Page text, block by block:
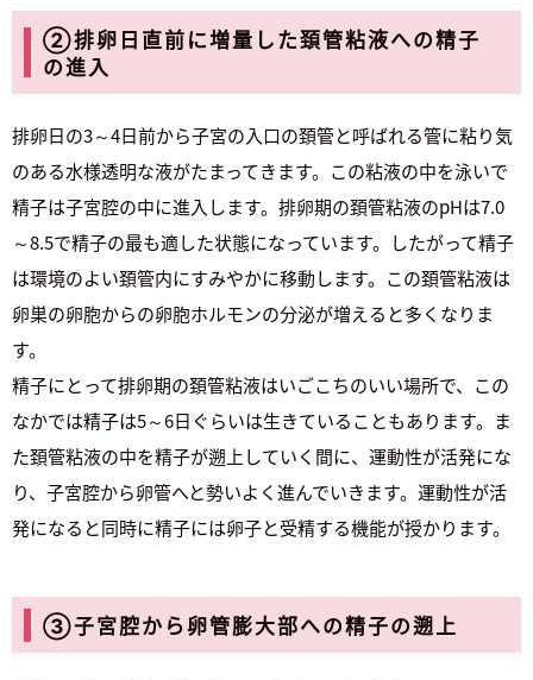
②排卵日直前に増量した頚管粘液への精子
の進入
排卵日の3～4日前から子宮の入口の頚管と呼ばれる管に粘り気
のある水様透明な液がたまってきます。この粘液の中を泳いで
精子は子宮腔の中に進入します。排卵期の頚管粘液のpHは7.0
～8.5で精子の最も適した状態になっています。したがって精子
は環境のよい頚管内にすみやかに移動します。この頚管粘液は
卵巣の卵胞からの卵胞ホルモンの分泌が増えると多くなりま
す。
精子にとって排卵期の頚管粘液はいごこちのいい場所で、この
なかでは精子は5～6日ぐらいは生きていることもあります。ま
た頚管粘液の中を精子が遡上していく間に、運動性が活発にな
り、子宮腔から卵管へと勢いよく進んでいきます。運動性が活
発になると同時に精子には卵子と受精する機能が授かります。
③子宮腔から卵管膨大部への精子の遡上